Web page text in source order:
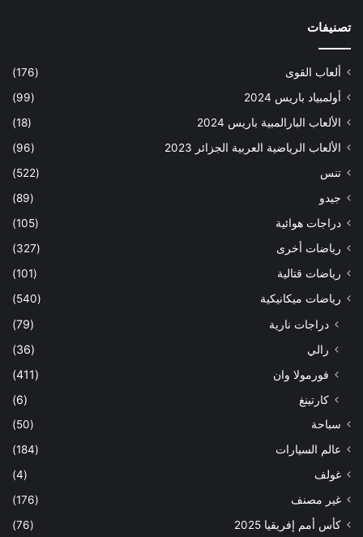
تصنيفات
ألعاب القوى
(176)
أولمبياد باريس 2024
(99)
الألعاب البارالمبية باريس 2024
(18)
الألعاب الرياضية العربية الجزائر 2023
(96)
تنس
(522)
جيدو
(89)
دراجات هوائية
(105)
رياضات أخرى
(327)
رياضات قتالية
(101)
رياضات ميكانيكية
(540)
دراجات نارية
(79)
رالي
(36)
فورمولا وان
(411)
كارتينغ
(6)
سباحة
(50)
عالم السيارات
(184)
غولف
(4)
غير مصنف
(176)
كأس أمم إفريقيا 2025
(76)